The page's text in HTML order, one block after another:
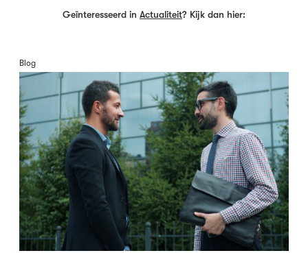
Geïnteresseerd in Actualiteit? Kijk dan hier:
Blog